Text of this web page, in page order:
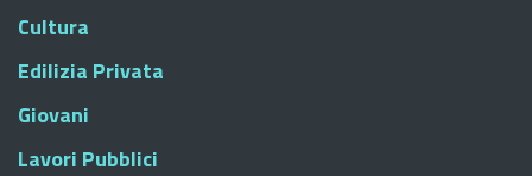
Cultura
Edilizia Privata
Giovani
Lavori Pubblici